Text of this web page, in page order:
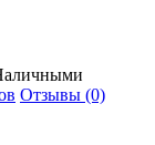
Отзывы (0)